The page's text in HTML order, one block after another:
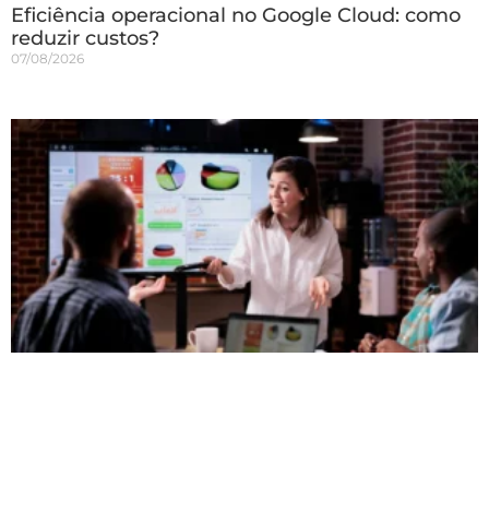
Eficiência operacional no Google Cloud: como
reduzir custos?
07/08/2026